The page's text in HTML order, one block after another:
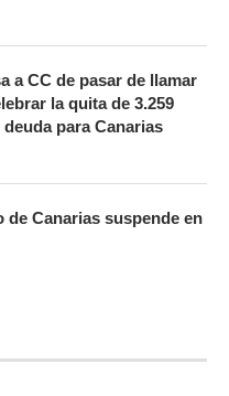
a CC de pasar de llamar
la quita de 3.259
para Canarias
de Canarias suspende en